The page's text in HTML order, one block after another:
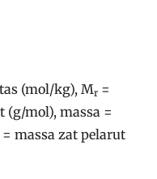
(mol/kg), Mr =
(g/mol), massa =
massa zat pelarut